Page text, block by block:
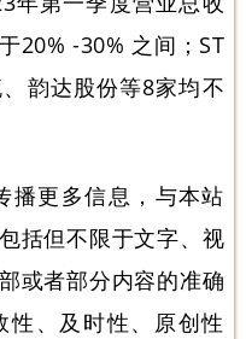
20% -30% 之间；ST
韵达股份等8家均不
播更多信息，与本站
括但不限于文字、视
或者部分内容的准确
性、及时性、原创性